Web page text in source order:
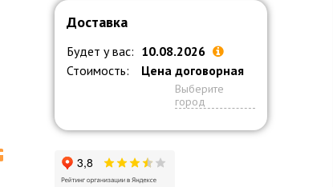
Доставка
Будет у вас: 10.08.2026
Стоимость:
Цена договорная
Выберите
город